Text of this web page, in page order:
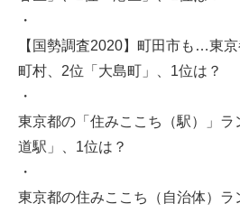
・
【国勢調査2020】町田市も…東
町村、2位「大島町」、1位は？
・
東京都の「住みここち（駅）」ラ
道駅」、1位は？
・
東京都の住みここち（自治体）